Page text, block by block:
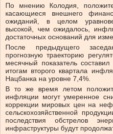
По мнению Колодия,
касающиеся внешнего
ожиданий, в целом
высокой, чем ожидалось,
достаточных оснований для
После предыдущего
прогнозную траекторию
месячный показатель
итогам второго квартала
Нацбанка на уровне 7,4%.
В то же время летом
инфляции могут умеренное
коррекции мировых цен на
сельскохозяйственной
последствия обстрелов
инфраструктуры будут